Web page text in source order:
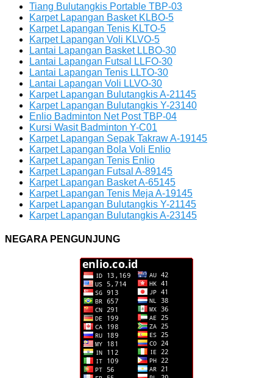
Tiang Bulutangkis Portable TBP-03
Karpet Lapangan Basket KLBO-5
Karpet Lapangan Tenis KLTO-5
Karpet Lapangan Voli KLVO-5
Lantai Lapangan Basket LLBO-30
Lantai Lapangan Futsal LLFO-30
Lantai Lapangan Tenis LLTO-30
Lantai Lapangan Voli LLVO-30
Karpet Lapangan Bulutangkis A-21145
Karpet Lapangan Bulutangkis Y-23140
Enlio Badminton Net Post TBP-04
Kursi Wasit Badminton Y-C01
Karpet Lapangan Sepak Takraw A-19145
Karpet Lapangan Bola Voli Enlio
Karpet Lapangan Tenis Enlio
Karpet Lapangan Futsal A-89145
Karpet Lapangan Basket A-65145
Karpet Lapangan Tenis Meja A-19145
Karpet Lapangan Bulutangkis Y-21145
Karpet Lapangan Bulutangkis A-23145
NEGARA PENGUNJUNG